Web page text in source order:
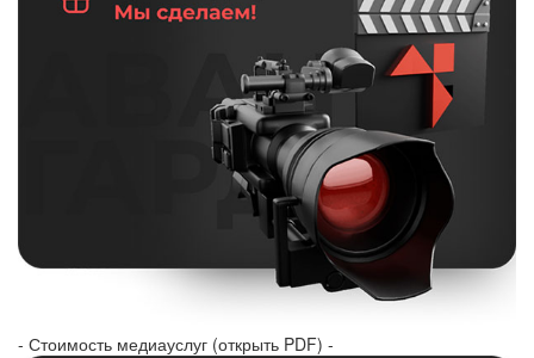
- Стоимость медиауслуг (открыть PDF) -